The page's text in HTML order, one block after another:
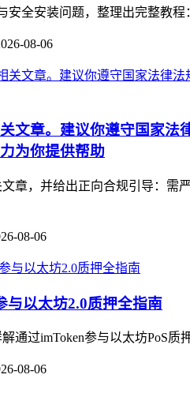
安全安装问题，整理出完整教
08-06
文章。建议你遵守国家
为你提供帮助
章，并给出正向合规引导：
08-06
与以太坊2.0质押全指南
通过imToken参与以太坊PoS
08-06